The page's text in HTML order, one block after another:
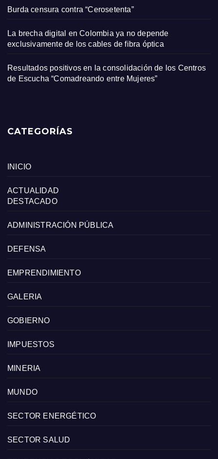
Burda censura contra “Cerosetenta”
La brecha digital en Colombia ya no depende
exclusivamente de los cables de fibra óptica
Resultados positivos en la consolidación de los Centros
de Escucha “Comadreando entre Mujeres”
CATEGORÍAS
INICIO
ACTUALIDAD
DESTACADO
ADMINISTRACIÓN PÚBLICA
DEFENSA
EMPRENDIMIENTO
GALERIA
GOBIERNO
IMPUESTOS
MINERIA
MUNDO
SECTOR ENERGÉTICO
SECTOR SALUD